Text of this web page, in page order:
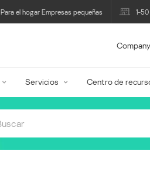
Para el hogar Empresas pequeñas 1-
Servicios Centro de